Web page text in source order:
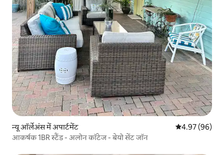
न्यू ऑर्लेअंस में अपार्टमेंट औसत रेटिंग 5 में
4.97 (96)
आकर्षक 1BR स्टैंड - अलोन कॉटेज - बेयो सेंट जॉन